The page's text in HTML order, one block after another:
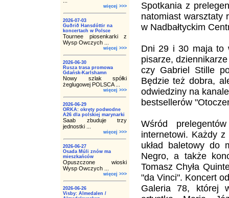
więcej >>>
2026-07-03
Guðrið Hansdóttir na
koncertach w Polsce
Tournee piosenkarki z
Wysp Owczych ...
więcej >>>
2026-06-30
Rusza trasa promowa
Gdańsk-Karlshamn
Nowy szlak spółki
żeglugowej POLSCA ...
więcej >>>
2026-06-29
ORKA: okręty podwodne
A26 dla polskiej marynarki
Saab zbuduje trzy
jednostki ...
więcej >>>
2026-06-27
Osada Múli znów ma
mieszkańców
Opuszczone wioski
Wysp Owczych ...
więcej >>>
2026-06-26
Visby: Almedalen /
Spotkania z
natomiast warsztaty
w Nadbałtyckim
Dni 29 i 30 maja to
pisarze,
czy Gabriel Stille
Będzie też dobra,
odwiedziny na
bestsellerów
Wśród
internetowi. Każdy
układ baletowy do
Negro, a także
Tomasz Chyła
"da Vinci". Koncert
Galeria 78, której